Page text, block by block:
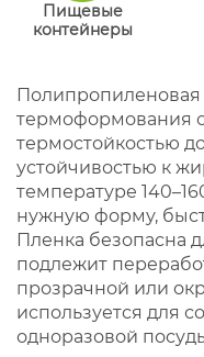
Пищевые
контейнеры
Полипропиленовая
термоформования
термостойкостью
устойчивостью к
температуре
нужную форму,
Пленка безопасна
подлежит
прозрачной или
используется для
одноразовой